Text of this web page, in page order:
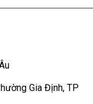
Gia Định, TP